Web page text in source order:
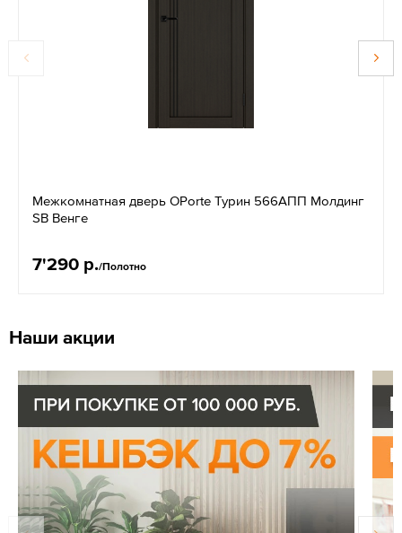
Межкомнатная дверь OPorte Турин 566АПП Молдинг
SB Венге
7'290 р./Полотно
Наши акции